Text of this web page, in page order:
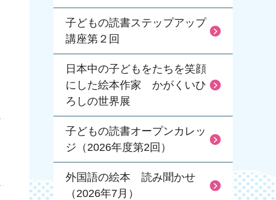
子どもの読書ステップアップ
講座第２回
日本中の子どもをたちを笑顔
にした絵本作家 かがくいひ
ろしの世界展
子どもの読書オープンカレッ
ジ（2026年度第2回）
外国語の絵本 読み聞かせ
（2026年7月）